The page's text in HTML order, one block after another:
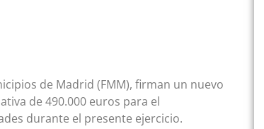
de Madrid (FMM), firman un nuevo
de 490.000 euros para el
durante el presente ejercicio.